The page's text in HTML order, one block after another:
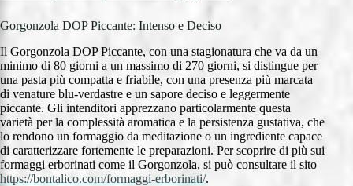
Gorgonzola DOP Piccante: Intenso e Deciso
Il Gorgonzola DOP Piccante, con una stagionatura che va da un
minimo di 80 giorni a un massimo di 270 giorni, si distingue per
una pasta più compatta e friabile, con una presenza più marcata
di venature blu-verdastre e un sapore deciso e leggermente
piccante. Gli intenditori apprezzano particolarmente questa
varietà per la complessità aromatica e la persistenza gustativa, che
lo rendono un formaggio da meditazione o un ingrediente capace
di caratterizzare fortemente le preparazioni. Per scoprire di più sui
formaggi erborinati come il Gorgonzola, si può consultare il sito
https://bontalico.com/formaggi-erborinati/.